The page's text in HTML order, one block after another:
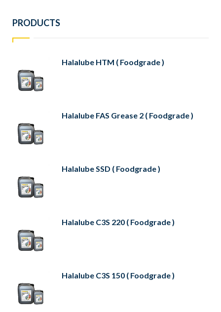
PRODUCTS
Halalube HTM ( Foodgrade )
Halalube FAS Grease 2 ( Foodgrade )
Halalube SSD ( Foodgrade )
Halalube C3S 220 ( Foodgrade )
Halalube C3S 150 ( Foodgrade )